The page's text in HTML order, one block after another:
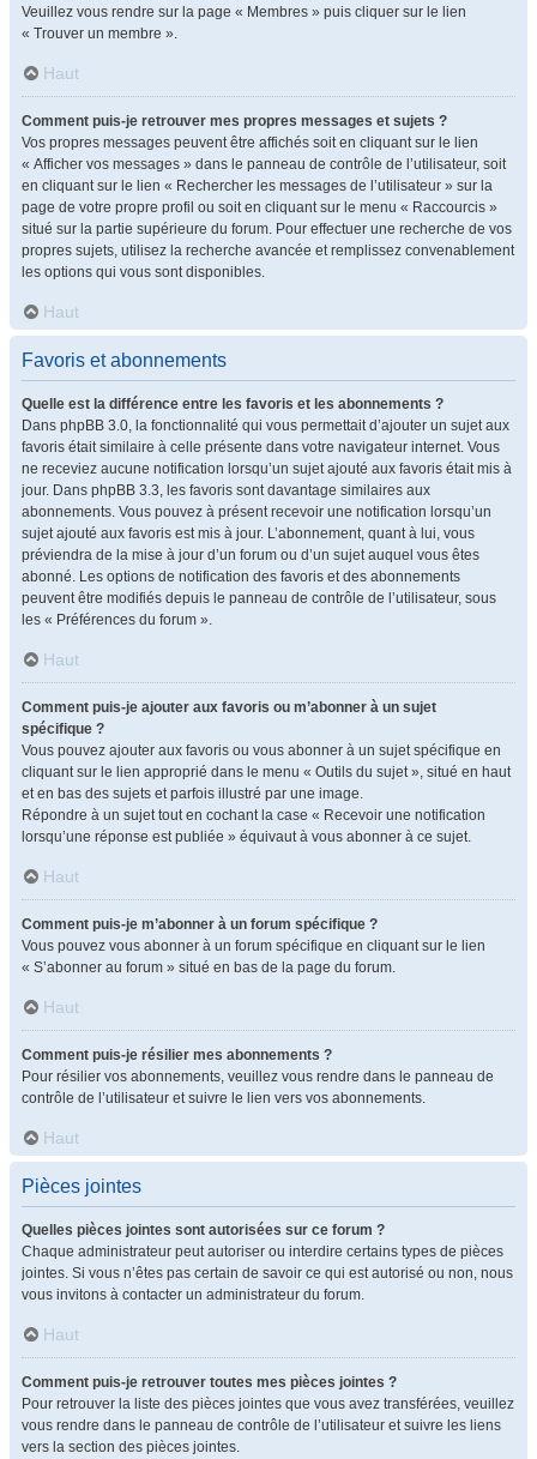
Veuillez vous rendre sur la page « Membres » puis cliquer sur le lien
« Trouver un membre ».
Haut
Comment puis-je retrouver mes propres messages et sujets ?
Vos propres messages peuvent être affichés soit en cliquant sur le lien
« Afficher vos messages » dans le panneau de contrôle de l’utilisateur, soit
en cliquant sur le lien « Rechercher les messages de l’utilisateur » sur la
page de votre propre profil ou soit en cliquant sur le menu « Raccourcis »
situé sur la partie supérieure du forum. Pour effectuer une recherche de vos
propres sujets, utilisez la recherche avancée et remplissez convenablement
les options qui vous sont disponibles.
Haut
Favoris et abonnements
Quelle est la différence entre les favoris et les abonnements ?
Dans phpBB 3.0, la fonctionnalité qui vous permettait d’ajouter un sujet aux
favoris était similaire à celle présente dans votre navigateur internet. Vous
ne receviez aucune notification lorsqu’un sujet ajouté aux favoris était mis à
jour. Dans phpBB 3.3, les favoris sont davantage similaires aux
abonnements. Vous pouvez à présent recevoir une notification lorsqu’un
sujet ajouté aux favoris est mis à jour. L’abonnement, quant à lui, vous
préviendra de la mise à jour d’un forum ou d’un sujet auquel vous êtes
abonné. Les options de notification des favoris et des abonnements
peuvent être modifiés depuis le panneau de contrôle de l’utilisateur, sous
les « Préférences du forum ».
Haut
Comment puis-je ajouter aux favoris ou m’abonner à un sujet
spécifique ?
Vous pouvez ajouter aux favoris ou vous abonner à un sujet spécifique en
cliquant sur le lien approprié dans le menu « Outils du sujet », situé en haut
et en bas des sujets et parfois illustré par une image.
Répondre à un sujet tout en cochant la case « Recevoir une notification
lorsqu’une réponse est publiée » équivaut à vous abonner à ce sujet.
Haut
Comment puis-je m’abonner à un forum spécifique ?
Vous pouvez vous abonner à un forum spécifique en cliquant sur le lien
« S’abonner au forum » situé en bas de la page du forum.
Haut
Comment puis-je résilier mes abonnements ?
Pour résilier vos abonnements, veuillez vous rendre dans le panneau de
contrôle de l’utilisateur et suivre le lien vers vos abonnements.
Haut
Pièces jointes
Quelles pièces jointes sont autorisées sur ce forum ?
Chaque administrateur peut autoriser ou interdire certains types de pièces
jointes. Si vous n’êtes pas certain de savoir ce qui est autorisé ou non, nous
vous invitons à contacter un administrateur du forum.
Haut
Comment puis-je retrouver toutes mes pièces jointes ?
Pour retrouver la liste des pièces jointes que vous avez transférées, veuillez
vous rendre dans le panneau de contrôle de l’utilisateur et suivre les liens
vers la section des pièces jointes.